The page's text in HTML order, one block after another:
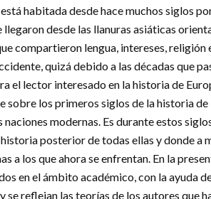
habitada desde hace muchos siglos
llegaron desde las llanuras asiáticas
compartieron lengua, intereses,
quizá debido a las décadas que
el lector interesado en la historia de
sobre los primeros siglos de la historia de
modernas. Es durante estos
posterior de todas ellas y donde a
a los que ahora se enfrentan. En la
en el ámbito académico, con la ayuda
se reflejan las teorías de los autores que